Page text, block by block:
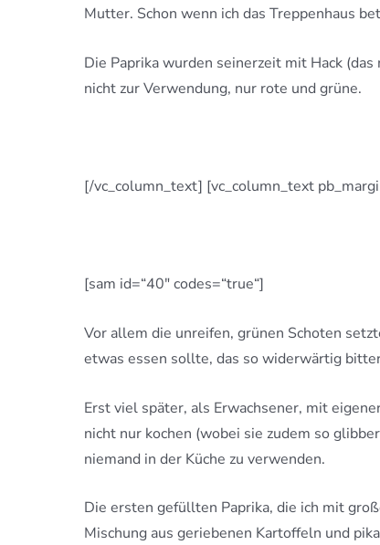
Mutter. Schon wenn ich das Treppenhaus
Die Paprika wurden seinerzeit mit Hack
nicht zur Verwendung, nur rote und grüne.
[/vc_column_text] [vc_column_text
[sam id=“40″ codes=“true“]
Vor allem die unreifen, grünen Schoten
etwas essen sollte, das so widerwärtig
Erst viel später, als Erwachsener, mit
nicht nur kochen (wobei sie zudem so
niemand in der Küche zu verwenden.
Die ersten gefüllten Paprika, die ich mit
Mischung aus geriebenen Kartoffeln und